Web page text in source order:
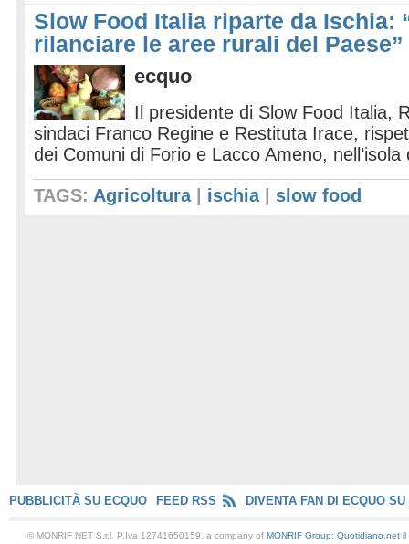
Slow Food Italia riparte da Ischia:
rilanciare le aree rurali del Paese”
ecquo
Il presidente di Slow Food Italia,
sindaci Franco Regine e Restituta Irace,
dei Comuni di Forio e Lacco Ameno,
TAGS: Agricoltura| ischia| slow food
PUBBLICITÀ SU ECQUO FEED RSS DIVENTA FAN DI ECQUO SU
© MONRIF NET S.r.l. P.Iva 12741650159, a company of MONRIF Group: Quotidiano.net il